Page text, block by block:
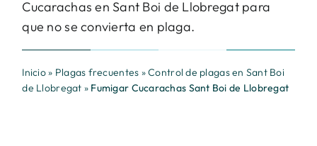
Cucarachas en Sant Boi de Llobregat para
que no se convierta en plaga.
Inicio» Plagas frecuentes »Control de plagas en Sant Boi
de Llobregat » Fumigar Cucarachas Sant Boi de Llobregat